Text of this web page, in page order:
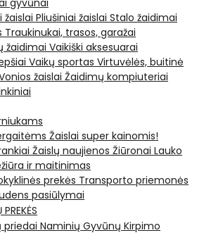
gyvūnai
žaislai Pliušiniai žaislai Stalo žaidimai
Traukinukai, trasos, garažai
žaidimai Vaikiški aksesuarai
Vaikų sportas Virtuvėlės, buitinė
žaislai Žaidimų kompiuteriai
Žaislai super kainomis!
Žaislų naujienos Žiūronai Lauko
ir maitinimas
prekės Transporto priemonės
pasiūlymai
priedai Naminių Gyvūnų Kirpimo